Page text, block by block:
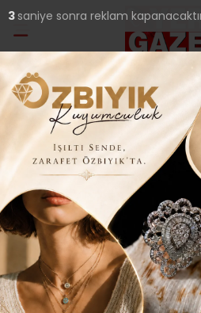
Ana Sayfa›Genel
YEREL BASIN
BİRLİĞİ’NDEN
GİRİŞİME
2 saniye sonra reklam